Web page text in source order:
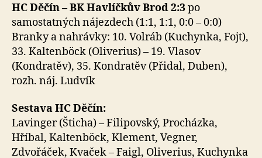
HC Děčín – BK Havlíčkův Brod 2:3po
samostatných nájezdech (1:1, 1:1, 0:0 – 0:0)
Branky a nahrávky: 10. Volráb (Kuchynka, Fojt),
33. Kaltenböck (Oliverius) – 19. Vlasov
(Kondratěv), 35. Kondratěv (Přidal, Duben),
rozh. náj. Ludvík
Sestava HC Děčín:
Lavinger (Šticha) – Filipovský, Procházka,
Hříbal, Kaltenböck, Klement, Vegner,
Zdvořáček, Kvaček – Faigl, Oliverius, Kuchynka